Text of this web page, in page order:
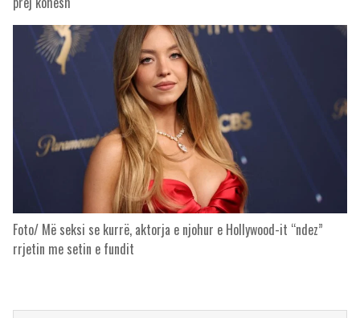
Foto/ Më seksi se kurrë, aktorja e njohur e Hollywood-it “ndez”
rrjetin me setin e fundit